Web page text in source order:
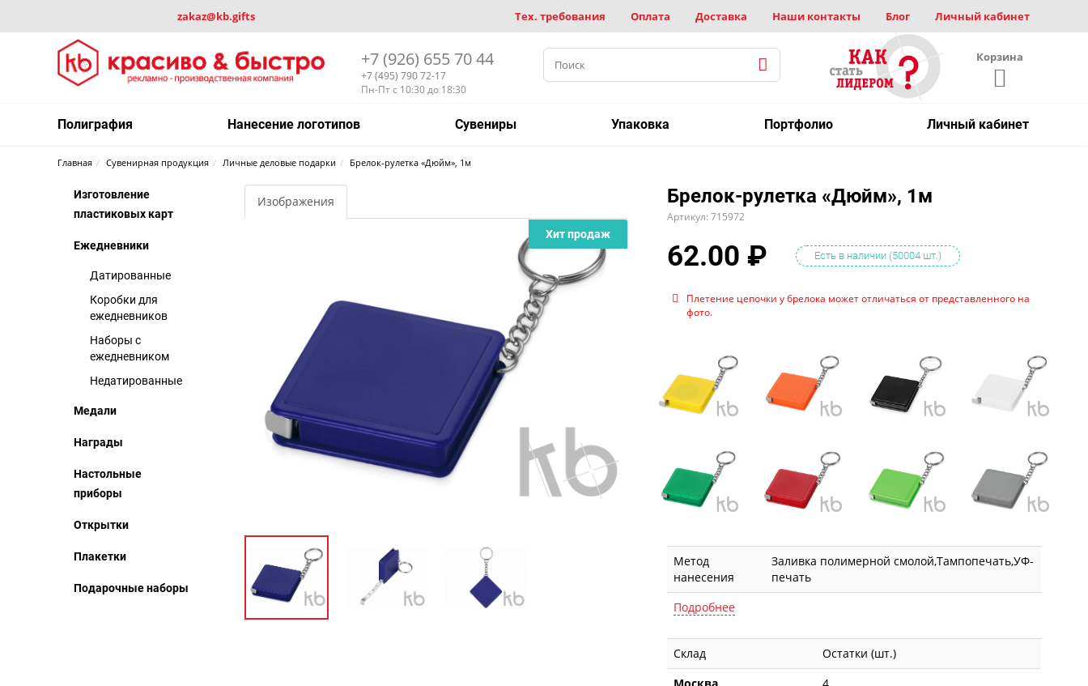
zakaz@kb.gifts Тех. требования Оплата Доставка Наши контакты Блог Личный кабинет
+7 (926) 655 70 44
+7 (495) 790 72-17
Пн-Пт с 10:30 до 18:30
Корзина
Полиграфия Нанесение логотипов Сувениры Упаковка Портфолио Личный кабинет
Главная Сувенирная продукция Личные деловые подарки Брелок-рулетка «Дюйм», 1м
Изготовление
пластиковых карт
Ежедневники
Датированные
Коробки для
ежедневников
Наборы с
ежедневником
Недатированные
Медали
Награды
Настольные
приборы
Открытки
Плакетки
Подарочные наборы
Брелок-рулетка «Дюйм», 1м
Артикул: 715972
Изображения
Хит продаж
62.00 ₽ Есть в наличии (50004 шт.)
Плетение цепочки у брелока может отличаться от представленного на
фото.
Метод
нанесения
Заливка полимерной смолой,Тампопечать,УФ-
печать
Подробнее
Склад
Остатки (шт.)